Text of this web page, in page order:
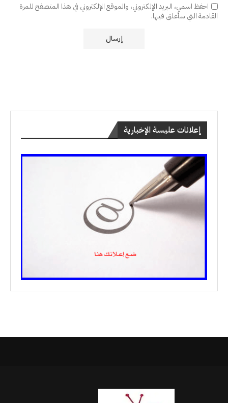
احفظ اسمي، البريد الإلكتروني، والموقع الإلكتروني في هذا المتصفح للمرة
القادمة التي سأعلق فيها.
إعلانات عليسة الإخبارية